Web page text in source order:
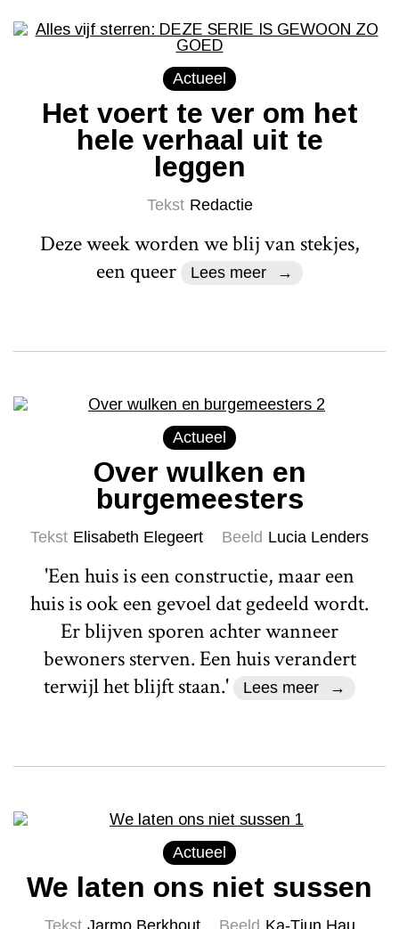
Actueel
Het voert te ver om het
hele verhaal uit te
leggen
Tekst Redactie
Deze week worden we blij van stekjes,
een queer
Lees meer
Actueel
Over wulken en
burgemeesters
Tekst Elisabeth Elegeert Beeld Lucia Lenders
'Een huis is een constructie, maar een
huis is ook een gevoel dat gedeeld wordt.
Er blijven sporen achter wanneer
bewoners sterven. Een huis verandert
terwijl het blijft staan.'
Lees meer
Actueel
We laten ons niet sussen
Tekst Jarmo Berkhout Beeld Ka-Tjun Hau